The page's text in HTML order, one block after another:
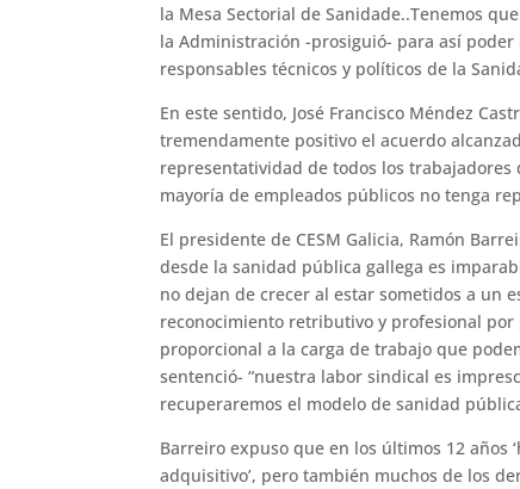
la Mesa Sectorial de Sanidade..Tenemos
la Administración -prosiguió- para así
responsables técnicos y políticos de la
En este sentido, José Francisco Méndez
tremendamente positivo el acuerdo
representatividad de todos los
mayoría de empleados públicos no tenga
El presidente de CESM Galicia, Ramón
desde la sanidad pública gallega es
no dejan de crecer al estar sometidos a un
reconocimiento retributivo y profesional
proporcional a la carga de trabajo que
sentenció- “nuestra labor sindical es
recuperaremos el modelo de sanidad
Barreiro expuso que en los últimos 12 años
adquisitivo’, pero también muchos de los